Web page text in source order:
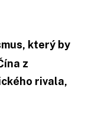
který by
z
rivala,